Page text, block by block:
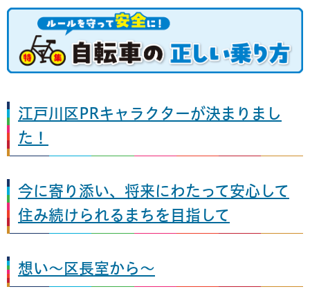
江戸川区PRキャラクターが決まりまし
た！
今に寄り添い、将来にわたって安心して
住み続けられるまちを目指して
想い～区長室から～